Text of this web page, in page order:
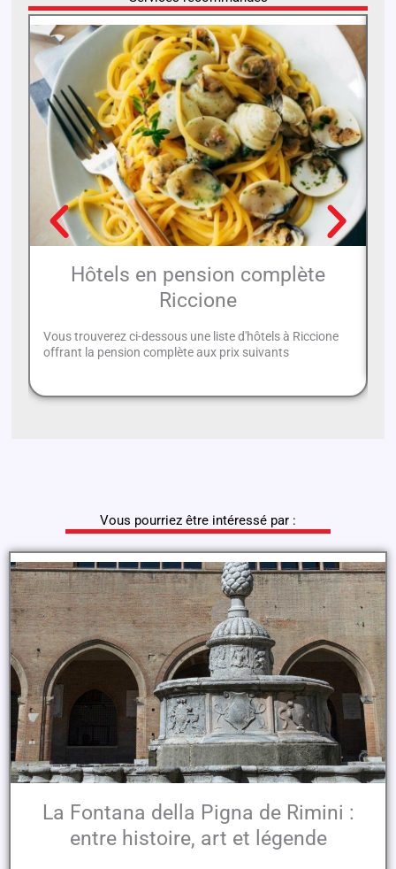
Hôtels en pension complète
Riccione
Vous trouverez ci-dessous une liste d'hôtels à Riccione
offrant la pension complète aux prix suivants
Vous pourriez être intéressé par :
La Fontana della Pigna de Rimini :
entre histoire, art et légende